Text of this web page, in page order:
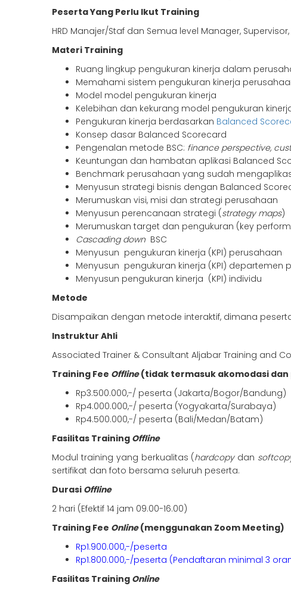
Peserta Yang Perlu Ikut Training
HRD Manajer/Staf dan Semua level Manager,
Materi Training
Ruang lingkup pengukuran kinerja dalam
Memahami sistem pengukuran kinerja
Model model pengukuran kinerja
Kelebihan dan kekurang model pengukuran
Pengukuran kinerja berdasarkan Balanced
Konsep dasar Balanced Scorecard
Pengenalan metode BSC: finance perspective,
Keuntungan dan hambatan aplikasi Balanced
Benchmark perusahaan yang sudah
Menyusun strategi bisnis dengan Balanced
Merumuskan visi, misi dan strategi perusahaan
Menyusun perencanaan strategi (strategy maps)
Merumuskan target dan pengukuran (key
Cascading down BSC
Menyusun pengukuran kinerja (KPI) perusahaan
Menyusun pengukuran kinerja (KPI) departemen
Menyusun pengukuran kinerja (KPI) individu
Metode
Disampaikan dengan metode interaktif, dimana
Instruktur Ahli
Associated Trainer & Consultant Aljabar Training and
Training Fee Offline(tidak termasuk akomodasi dan
Rp3.500.000,-/ peserta (Jakarta/Bogor/Bandung)
Rp4.000.000,-/ peserta (Yogyakarta/Surabaya)
Rp4.500.000,-/ peserta (Bali/Medan/Batam)
Fasilitas Training Offline
Modul training yang berkualitas (hardcopydan
sertifikat dan foto bersama seluruh peserta.
Durasi Offline
2 hari (Efektif 14 jam 09.00-16.00)
Training Fee Online(menggunakan Zoom Meeting)
Rp1.900.000,-/peserta
Rp1.800.000,-/peserta (Pendaftaran minimal 3
Fasilitas Training Online